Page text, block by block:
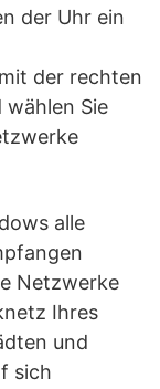
der Uhr ein
der rechten
wählen Sie
alle
Netzwerke
Ihres
und
sich